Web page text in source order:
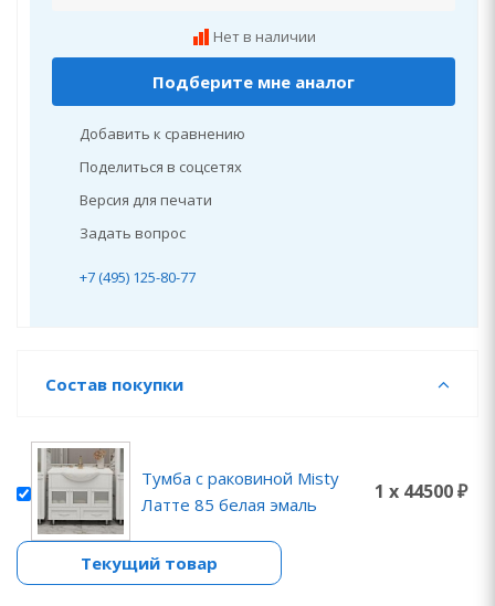
Нет в наличии
Подберите мне аналог
Добавить к сравнению
Поделиться в соцсетях
Версия для печати
Задать вопрос
+7 (495) 125-80-77
Состав покупки
Тумба с раковиной Misty
Латте 85 белая эмаль
1 x 44500 ₽
Текущий товар